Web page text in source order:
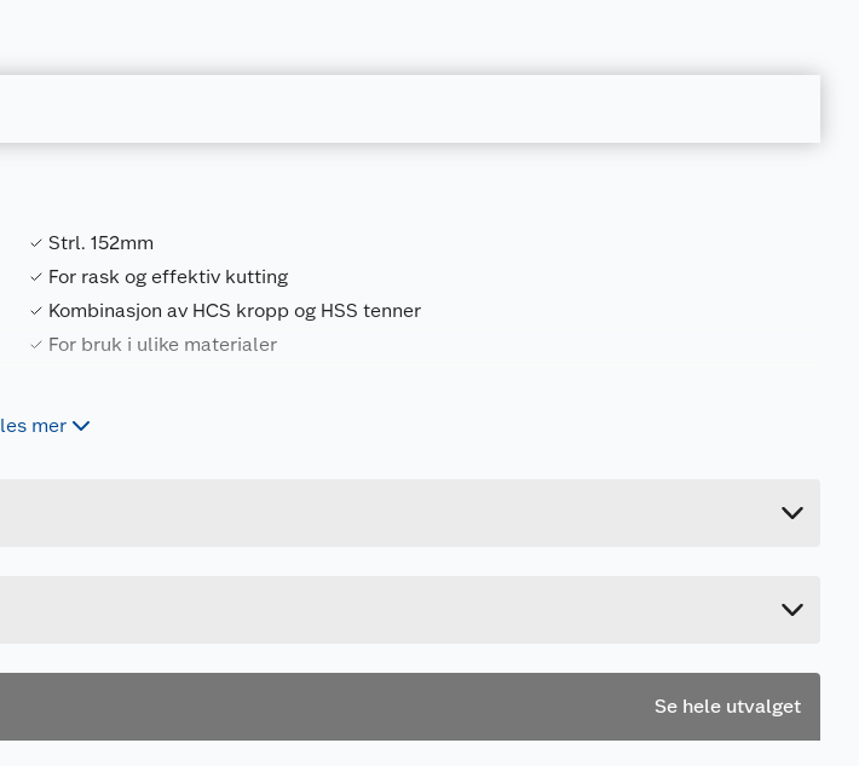
Strl. 152mm
For rask og effektiv kutting
Kombinasjon av HCS kropp og HSS tenner
For bruk i ulike materialer
les merForpakningsmål
Se hele utvalget